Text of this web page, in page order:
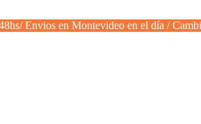
Envios en Montevideo en el día /